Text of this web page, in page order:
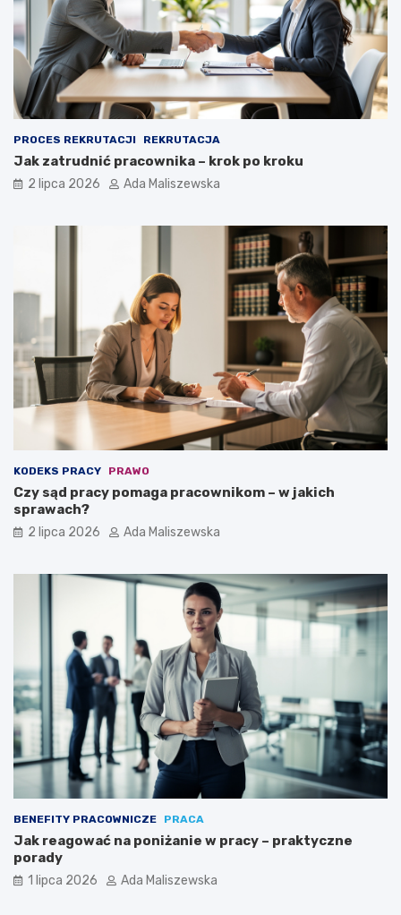
PROCES REKRUTACJI REKRUTACJA
Jak zatrudnić pracownika – krok po kroku
2 lipca 2026 Ada Maliszewska
KODEKS PRACY PRAWO
Czy sąd pracy pomaga pracownikom – w jakich
sprawach?
2 lipca 2026 Ada Maliszewska
BENEFITY PRACOWNICZE PRACA
Jak reagować na poniżanie w pracy – praktyczne
porady
1 lipca 2026 Ada Maliszewska